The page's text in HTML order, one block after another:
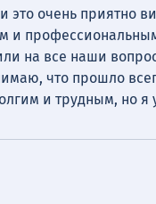
очень приятно
и
на все наши
что прошло
и трудным, но я